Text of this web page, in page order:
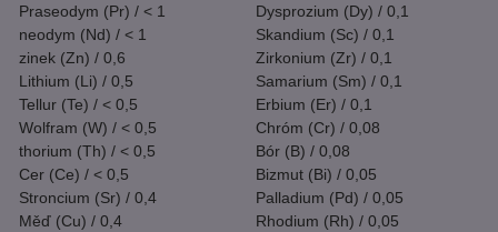
Praseodym (Pr) / < 1
neodym (Nd) / < 1
zinek (Zn) / 0,6
Lithium (Li) / 0,5
Tellur (Te) / < 0,5
Wolfram (W) / < 0,5
thorium (Th) / < 0,5
Cer (Ce) / < 0,5
Stroncium (Sr) / 0,4
Měď (Cu) / 0,4
Dysprozium (Dy) / 0,1
Skandium (Sc) / 0,1
Zirkonium (Zr) / 0,1
Samarium (Sm) / 0,1
Erbium (Er) / 0,1
Chróm (Cr) / 0,08
Bór (B) / 0,08
Bizmut (Bi) / 0,05
Palladium (Pd) / 0,05
Rhodium (Rh) / 0,05